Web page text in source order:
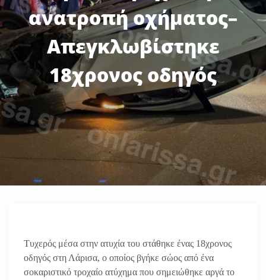
ανατροπή οχήματος–
Απεγκλωβίστηκε
18χρονος οδηγός
Τυχερός μέσα στην ατυχία του στάθηκε ένας 18χρονος
οδηγός στη Λάρισα, ο οποίος βγήκε σώος από ένα
σοκαριστικό τροχαίο ατύχημα που σημειώθηκε αργά το